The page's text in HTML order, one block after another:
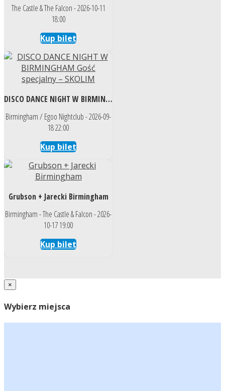
The Castle & The Falcon - 2026-10-11
18:00
Kup bilet
DISCO DANCE NIGHT W BIRMINGHAM Gość specjalny – SKOLIM
Birmingham / Egoo Nightclub - 2026-09-
18 22:00
Kup bilet
Grubson + Jarecki Birmingham
Birmingham - The Castle & Falcon - 2026-
10-17 19:00
Kup bilet
×
Wybierz miejsca